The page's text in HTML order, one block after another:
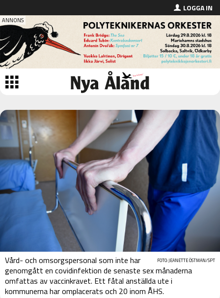
LOGGA IN
FOTO: JEANETTE ÖSTMAN/SPT
Vård- och omsorgspersonal som inte har
genomgått en covidinfektion de senaste sex månaderna
omfattas av vaccinkravet. Ett fåtal anställda ute i
kommunerna har omplacerats och 20 inom ÅHS.